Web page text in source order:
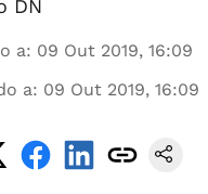
DN
a: 09 Out 2019, 16:09
a: 09 Out 2019, 16:09